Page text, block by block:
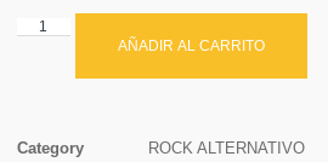
AÑADIR AL CARRITO
Category
ROCK ALTERNATIVO